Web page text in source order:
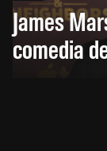
James
comedia